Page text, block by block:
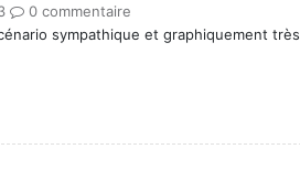
0 commentaire
sympathique et graphiquement très